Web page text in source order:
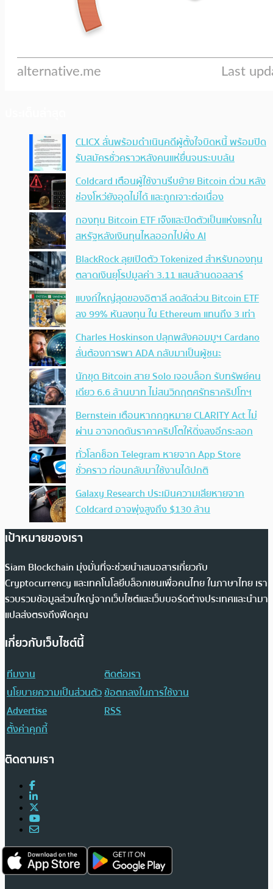
CLICX ลั่นพร้อมดำเนินคดีผู้ตั้งใจบิดหนี้ พร้อมปิด
รับสมัครชั่วคราวหลังคนแห่ยื่นจนระบบล้น
Coldcard เตือนผู้ใช้งานรีบย้าย Bitcoin ด่วน หลัง
ช่องโหว่ยังอุดไม่ได้ และถูกเจาะต่อเนื่อง
กองทุน Bitcoin ETF เจ๊งและปิดตัวเป็นแห่งแรกใน
สหรัฐหลังเงินทุนไหลออกไปฝั่ง AI
BlackRock ลุยเปิดตัว Tokenized สำหรับกองทุน
ตลาดเงินยุโรปมูลค่า 3.11 แสนล้านดอลลาร์
แบงก์ใหญ่สุดของอิตาลี ลดสัดส่วน Bitcoin ETF
ลง 99% หันลงทุน ใน Ethereum แทนถึง 3 เท่า
Charles Hoskinson ปลุกพลังคอมมูฯ Cardano
ลั่นต้องการพา ADA กลับมาเป็นผู้ชนะ
นักขุด Bitcoin สาย Solo เจอบล็อก รับทรัพย์คน
เดียว 6.6 ล้านบาท ไม่สนวิกฤตศรัทธาคริปโทฯ
Bernstein เตือนหากกฎหมาย CLARITY Act ไม่
ผ่าน อาจกดดันราคาคริปโตให้ดิ่งลงอีกระลอก
ทั่วโลกช็อก Telegram หายจาก App Store
ชั่วคราว ก่อนกลับมาใช้งานได้ปกติ
Galaxy Research ประเมินความเสียหายจาก
Coldcard อาจพุ่งสูงถึง $130 ล้าน
เป้าหมายของเรา
Siam Blockchain มุ่งมั่นที่จะช่วยนำเสนอสารเกี่ยวกับ
Cryptocurrency และเทคโนโลยีบล็อกเชนเพื่อคนไทย ในภาษาไทย เรา
รวบรวมข้อมูลส่วนใหญ่จากเว็บไซต์และเว็บบอร์ดต่างประเทศและนำมา
แปลส่งตรงถึงฟีดคุณ
เกี่ยวกับเว็บไซต์นี้
ทีมงาน
ติดต่อเรา
นโยบายความเป็นส่วนตัวข้อตกลงในการใช้งาน
Advertise
RSS
ตั้งค่าคุกกี้
ติดตามเรา